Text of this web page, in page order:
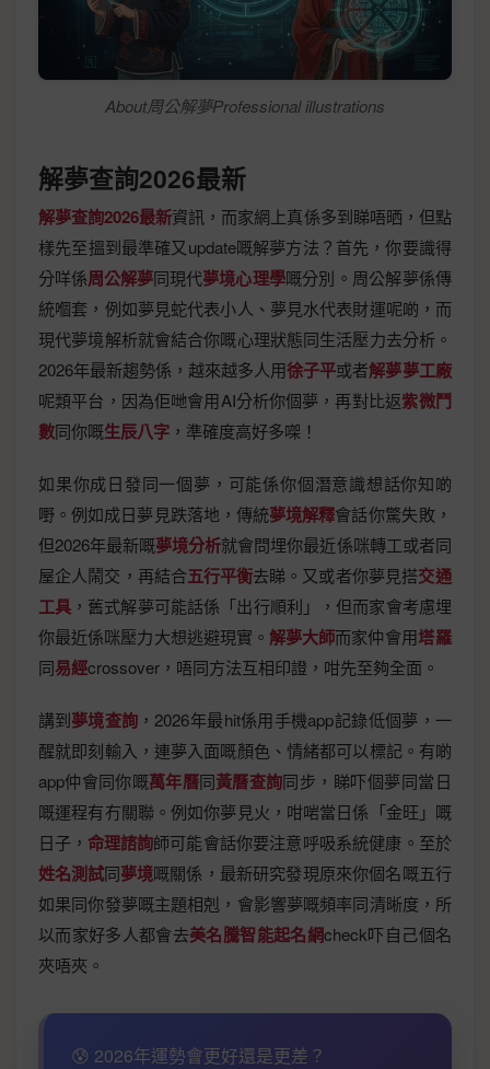
About周公解夢Professional illustrations
解夢查詢2026最新
解夢查詢2026最新資訊，而家網上真係多到睇唔晒，但點
樣先至搵到最準確又update嘅解夢方法？首先，你要識得
分咩係周公解夢同現代夢境心理學嘅分別。周公解夢係傳
統嗰套，例如夢見蛇代表小人、夢見水代表財運呢啲，而
現代夢境解析就會結合你嘅心理狀態同生活壓力去分析。
2026年最新趨勢係，越來越多人用徐子平或者解夢夢工廠
呢類平台，因為佢哋會用AI分析你個夢，再對比返紫微鬥
數同你嘅生辰八字 ，準確度高好多㗎！
如果你成日發同一個夢，可能係你個潛意識想話你知啲
嘢。例如成日夢見跌落地，傳統夢境解釋會話你驚失敗，
但2026年最新嘅夢境分析就會問埋你最近係咪轉工或者同
屋企人鬧交，再結合五行平衡去睇。又或者你夢見搭交通
工具 ，舊式解夢可能話係「出行順利」，但而家會考慮埋
你最近係咪壓力大想逃避現實。 解夢大師而家仲會用塔羅
同易經crossover，唔同方法互相印證，咁先至夠全面。
講到夢境查詢 ，2026年最hit係用手機app記錄低個夢，一
醒就即刻輸入，連夢入面嘅顏色、情緒都可以標記。有啲
app仲會同你嘅萬年曆同黃曆查詢同步，睇吓個夢同當日
嘅運程有冇關聯。例如你夢見火，咁啱當日係「金旺」嘅
日子， 命理諮詢師可能會話你要注意呼吸系統健康。至於
姓名測試同夢境嘅關係，最新研究發現原來你個名嘅五行
如果同你發夢嘅主題相剋，會影響夢嘅頻率同清晰度，所
以而家好多人都會去美名騰智能起名網check吓自己個名
夾唔夾。
😰 2026年運勢會更好還是更差？